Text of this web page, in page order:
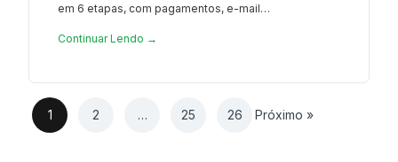
em 6 etapas, com pagamentos, e-mail…
Continuar Lendo →
1 2 … 25 26 Próximo »